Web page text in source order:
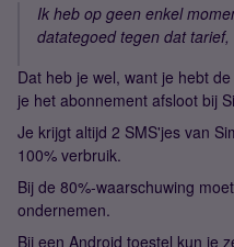
Ik heb op geen enkel
datategoed tegen dat tarief,
Dat heb je wel, want je hebt
je het abonnement afsloot bij
Je krijgt altijd 2 SMS'jes van
100% verbruik.
Bij de 80%-waarschuwing
ondernemen.
Bij een Android toestel kun je